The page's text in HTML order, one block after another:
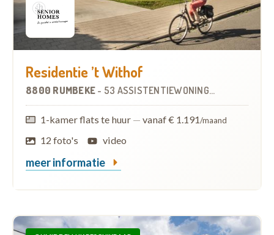
Residentie ’t Withof
8800 RUMBEKE - 53 ASSISTENTIEWONINGEN
1-kamer flats te huur — vanaf € 1.191/maand
12 foto's video
meer informatie